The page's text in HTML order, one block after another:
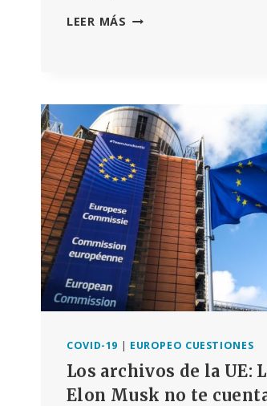
LEER MÁS BIONTECH
DINERO
PÚBLICO
COVID-19 | EUROPEO CUESTIONES
Los archivos de la UE:
Elon Musk no te